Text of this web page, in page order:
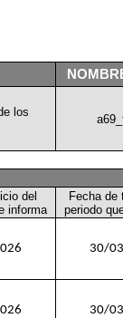
los
del
informa
Fecha de
periodo
30/
30/